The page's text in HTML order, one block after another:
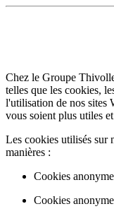
Chez le Groupe
telles que les cookies,
l'utilisation de nos sites
vous soient plus utiles
Les cookies utilisés sur
manières :
Cookies
Cookies